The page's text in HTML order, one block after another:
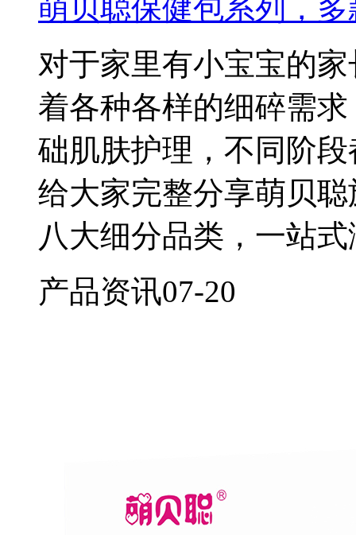
萌贝聪保健包系列，
对于家里有小宝宝的
着各种各样的细碎需
础肌肤护理，不同阶
给大家完整分享萌贝
八大细分品类，一站
产品资讯07-20